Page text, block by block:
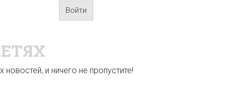
Войти
и ничего не пропустите!